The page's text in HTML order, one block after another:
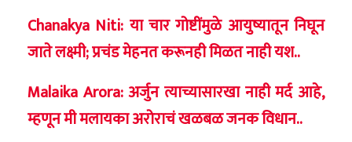
Chanakya Niti: या चार गोष्टींमुळे आयुष्यातून निघून
जाते लक्ष्मी; प्रचंड मेहनत करूनही मिळत नाही यश..
Malaika Arora: अर्जुन त्याच्यासारखा नाही मर्द आहे,
म्हणून मी मलायका अरोराचं खळबळ जनक विधान..